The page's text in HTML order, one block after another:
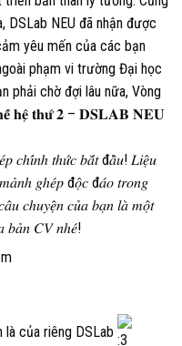
DSLab NEU đã nhận được
yêu mến của các bạn
phạm vi trường Đại học
phải chờ đợi lâu nữa, Vòng
𝐡𝐞̣̂ 𝐭𝐡𝐮̛́ 𝟐 – 𝐃𝐒𝐋𝐀𝐁 𝐍𝐄𝐔
𝑐ℎ𝑖́𝑛ℎ 𝑡ℎ𝑢̛́𝑐 𝑏𝑎̆́𝑡 đ𝑎̂̀𝑢! 𝐿𝑖𝑒̣̂𝑢
𝑔ℎ𝑒́𝑝 đ𝑜̣̂𝑐 đ𝑎́𝑜 𝑡𝑟𝑜𝑛𝑔
𝑐ℎ𝑢𝑦𝑒̣̂𝑛 𝑐𝑢̉𝑎 𝑏𝑎̣𝑛 𝑙𝑎̀ 𝑚𝑜̣̂𝑡
𝑏𝑎̉𝑛 𝐶𝑉 𝑛ℎ𝑒́!
của riêng DSLab